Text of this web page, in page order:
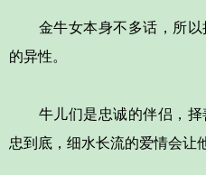
金牛女本身不多话，所以
的异性。
牛儿们是忠诚的伴侣，择
忠到底，细水长流的爱情会让